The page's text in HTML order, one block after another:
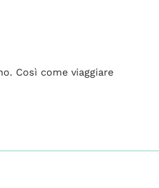
Così come viaggiare